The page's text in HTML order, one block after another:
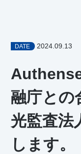
DATE 2024.09.13
融庁との
光監査法
します。